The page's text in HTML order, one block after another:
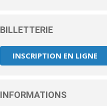
BILLETTERIE
INSCRIPTION EN LIGNE
INFORMATIONS